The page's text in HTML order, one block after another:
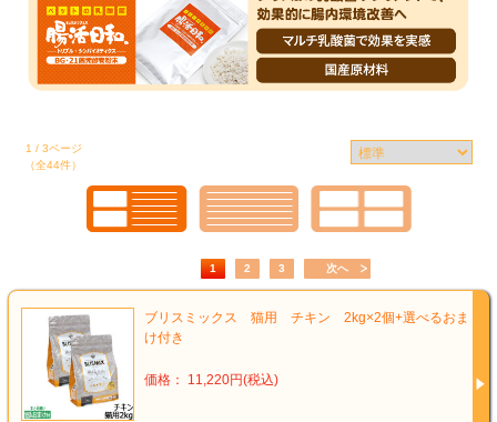
1 / 3ページ
（全44件）
1 2 3 次へ
ブリスミックス 猫用 チキン 2kg×2個+選べるおま
け付き
価格： 11,220円(税込)